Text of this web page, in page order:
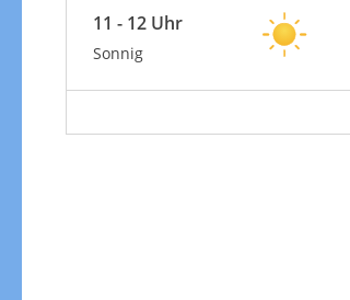
11 - 12 Uhr
Sonnig